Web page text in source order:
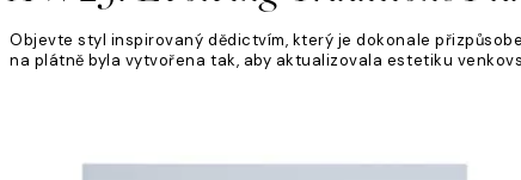
Objevte styl inspirovaný dědictvím, který je dokonale
na plátně byla vytvořena tak, aby aktualizovala estetiku